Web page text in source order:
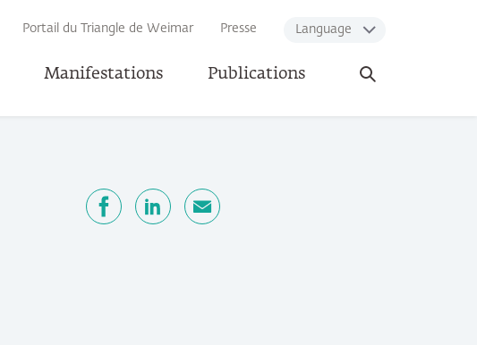
Portail du Triangle de Weimar Presse Language
Manifestations Publications
Ouvrir
la
Partager